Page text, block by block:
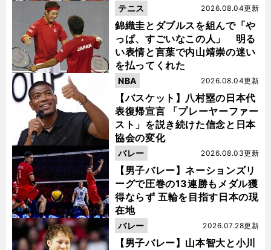
錦織圭とダブルスを組んで「や
っぱ、すごいなこの人」 明る
い表情と言葉で内山靖崇の迷い
を払ってくれた
2026.08.04更新
テニス
【バスケット】八村塁の日本代
表復帰宣言 「プレーヤーファー
スト」を説き続けた信念と日本
協会の変化
2026.08.04更新
NBA
【男子バレー】ネーションズリ
ーグで圧巻の13連勝もメダル獲
得ならず 五輪を目指す日本の現
在地
2026.08.03更新
バレー
【男子バレー】山本智大と小川
2026.07.28更新
バレー